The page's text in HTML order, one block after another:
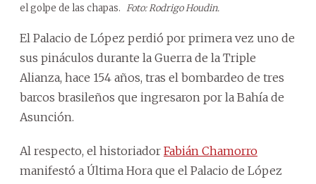
el golpe de las chapas. Foto: Rodrigo Houdin.
El Palacio de López perdió por primera vez uno de
sus pináculos durante la Guerra de la Triple
Alianza, hace 154 años, tras el bombardeo de tres
barcos brasileños que ingresaron por la Bahía de
Asunción.
Al respecto, el historiador Fabián Chamorro
manifestó a Última Hora que el Palacio de López